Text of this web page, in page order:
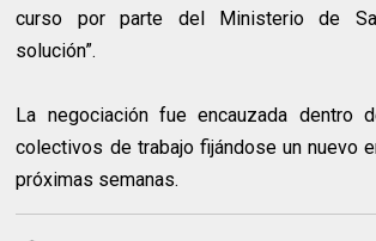
curso por parte del Ministerio de
solución”.
La negociación fue encauzada dentro
colectivos de trabajo fijándose un nuevo
próximas semanas.